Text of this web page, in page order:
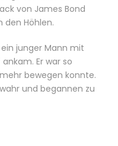
von James Bond
den Höhlen.
junger Mann mit
Er war so
bewegen konnte.
und begannen zu